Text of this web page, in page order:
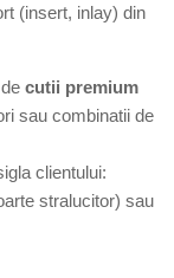
(insert, inlay) din
cutii premium
sau combinatii de
clientului:
stralucitor) sau